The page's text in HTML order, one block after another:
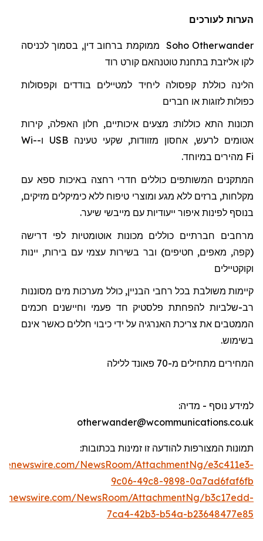
הערות לעורכים
Otherwander
Soho ממוקמת ברחוב דין, בסמוך לכניסה
לקו אליזבת בתחנת טוטנהאם קורט רוד
הלינה כוללת קפסולה ליחיד למטיילים בודדים וקפסולות
כפולות לזוגות או חברים
תכונות התא כוללות: מצעים איכותיים, חלון האפלה, קירות
אטומים לרעש, אחסון מזוודות, שקעי טעינהUSB ו-Wi-
Fi מהירים במיוחד.
המתקנים המשותפים כוללים חדרי רחצה באיכות ספא עם
מקלחות, ברזים ללא מגע ומוצרי טיפוח ללא כימיקלים מזיקים,
בנוסף לפינות איפור ייעודיות עם מייבשי שיער.
מרחבים חברתיים כוללים מכונות אוטומטיות לפי דרישה
(קפה, מאפים, חטיפים) ובר בשירות עצמי עם בירות, יינות
וקוקטיילים
קיימות משולבת בכל רחבי הבניין, כולל מערכות מים מסוננות
רב-שלביות להפחתת פלסטיק חד פעמי וחיישנים חכמים
הממטבים את צריכת האנרגיה על ידי כיבוי חללים כאשר אינם
בשימוש.
המחירים מתחילים מ-70
פאונד ללילה
למידע נוסף - מדיה:
otherwander@wcommunications.co.uk
תמונות המצורפות להודעה זו זמינות בכתובות:
NewsRoom/AttachmentNg/e3c411e3-
9c06-49c8-9898-0a7ad6faf6fb
NewsRoom/AttachmentNg/b3c17edd-
7ca4-42b3-b54a-b23648477e85